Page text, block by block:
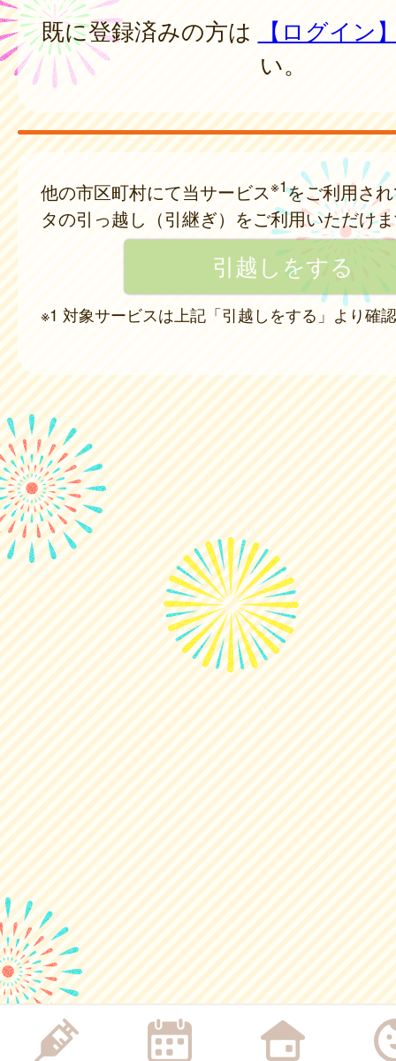
既に登録済みの方は
【ログイン
い。
他の市区町村にて当サービス※1をご利用さ
タの引っ越し（引継ぎ）をご利用いただけ
※1 対象サービスは上記「引越しをする」より確